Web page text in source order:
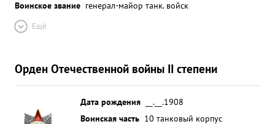
Воинское звание генерал-майор танк. войск
Ещё
Орден Отечественной войны II степени
Дата рождения
__.__.1908
Воинская часть 10 танковый корпус